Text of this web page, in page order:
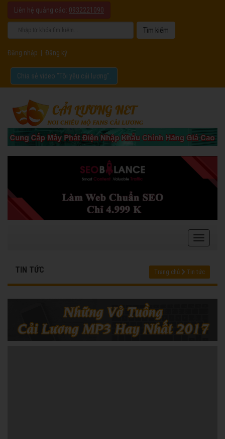
Liên hệ quảng cáo: 0932221090
Đăng nhập Đăng ký
Chia sẻ video "Tôi yêu cải lương".
TIN TỨC Trang chủ Tin tức